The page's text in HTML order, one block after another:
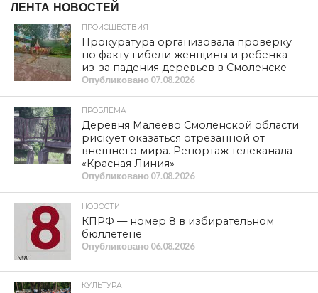
ЛЕНТА НОВОСТЕЙ
ПРОИСШЕСТВИЯ
Прокуратура организовала проверку
по факту гибели женщины и ребенка
из-за падения деревьев в Смоленске
Опубликовано 07.08.2026
ПРОБЛЕМА
Деревня Малеево Смоленской области
рискует оказаться отрезанной от
внешнего мира. Репортаж телеканала
«Красная Линия»
Опубликовано 07.08.2026
НОВОСТИ
КПРФ — номер 8 в избирательном
бюллетене
Опубликовано 06.08.2026
КУЛЬТУРА